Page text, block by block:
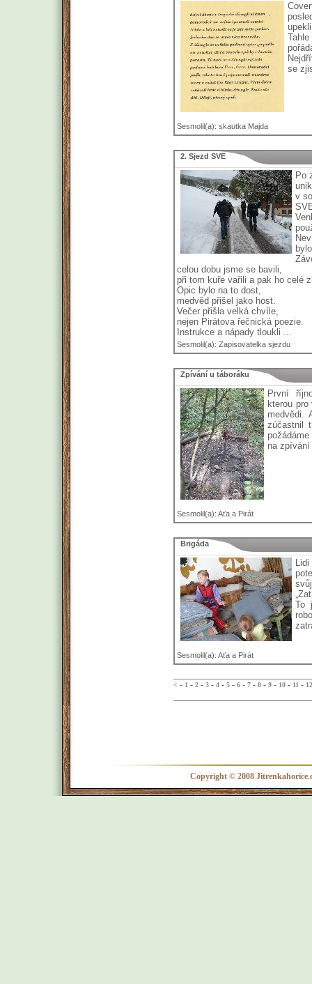
se
Sesmolil(a): skautka Majda
2. Sjezd SVE
Po
v
celou dobu jsme se bavili,
při tom kuře vařili a pak ho celé
Opic bylo na to dost,
medvěd přišel jako host.
Večer přišla velká chvíle,
nejen Pirátova řečnická poezie.
Instrukce a nápady tloukli ...
Sesmolil(a): Zapisovatelka sjezdu
Zpívání u táboráku
První
kterou
zúčastnil
na
Sesmolil(a): Aťa a Pirát
Brigáda
To
Sesmolil(a): Aťa a Pirát
< - 1 - 2 - 3 - 4 - 5 - 6 - 7 - 8 - 9 - 10 - 11 - 12
Copyright © 2008